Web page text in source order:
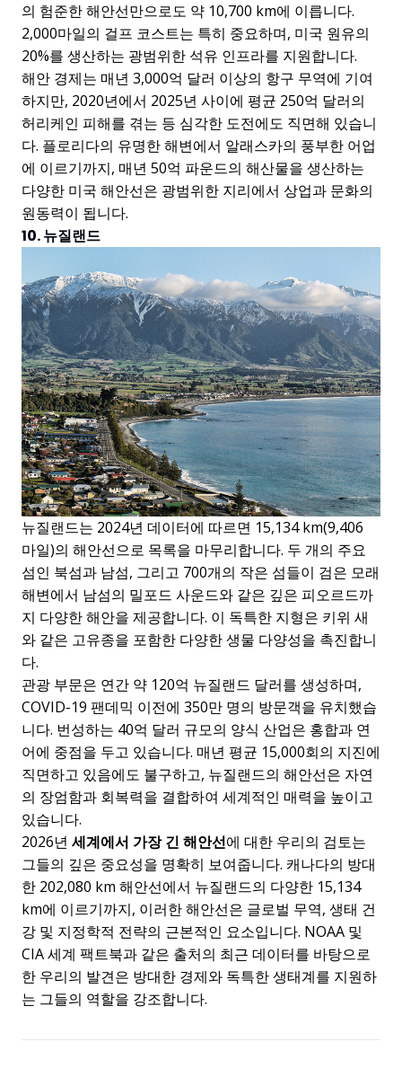
의 험준한 해안선만으로도 약 10,700 km에 이릅니다.
2,000마일의 걸프 코스트는 특히 중요하며, 미국 원유의
20%를 생산하는 광범위한 석유 인프라를 지원합니다.
해안 경제는 매년 3,000억 달러 이상의 항구 무역에 기여
하지만, 2020년에서 2025년 사이에 평균 250억 달러의
허리케인 피해를 겪는 등 심각한 도전에도 직면해 있습니
다. 플로리다의 유명한 해변에서 알래스카의 풍부한 어업
에 이르기까지, 매년 50억 파운드의 해산물을 생산하는
다양한 미국 해안선은 광범위한 지리에서 상업과 문화의
원동력이 됩니다.
10. 뉴질랜드
뉴질랜드는 2024년 데이터에 따르면 15,134 km(9,406
마일)의 해안선으로 목록을 마무리합니다. 두 개의 주요
섬인 북섬과 남섬, 그리고 700개의 작은 섬들이 검은 모래
해변에서 남섬의 밀포드 사운드와 같은 깊은 피오르드까
지 다양한 해안을 제공합니다. 이 독특한 지형은 키위 새
와 같은 고유종을 포함한 다양한 생물 다양성을 촉진합니
다.
관광 부문은 연간 약 120억 뉴질랜드 달러를 생성하며,
COVID-19 팬데믹 이전에 350만 명의 방문객을 유치했습
니다. 번성하는 40억 달러 규모의 양식 산업은 홍합과 연
어에 중점을 두고 있습니다. 매년 평균 15,000회의 지진에
직면하고 있음에도 불구하고, 뉴질랜드의 해안선은 자연
의 장엄함과 회복력을 결합하여 세계적인 매력을 높이고
있습니다.
2026년 세계에서 가장 긴 해안선에 대한 우리의 검토는
그들의 깊은 중요성을 명확히 보여줍니다. 캐나다의 방대
한 202,080 km 해안선에서 뉴질랜드의 다양한 15,134
km에 이르기까지, 이러한 해안선은 글로벌 무역, 생태 건
강 및 지정학적 전략의 근본적인 요소입니다. NOAA 및
CIA 세계 팩트북과 같은 출처의 최근 데이터를 바탕으로
한 우리의 발견은 방대한 경제와 독특한 생태계를 지원하
는 그들의 역할을 강조합니다.